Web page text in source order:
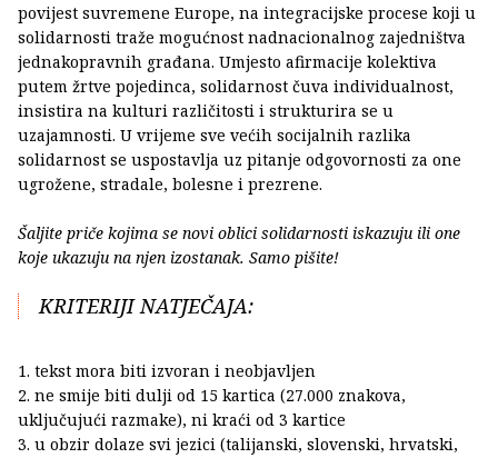
povijest suvremene Europe, na integracijske procese koji u
solidarnosti traže mogućnost nadnacionalnog zajedništva
jednakopravnih građana. Umjesto afirmacije kolektiva
putem žrtve pojedinca, solidarnost čuva individualnost,
insistira na kulturi različitosti i strukturira se u
uzajamnosti. U vrijeme sve većih socijalnih razlika
solidarnost se uspostavlja uz pitanje odgovornosti za one
ugrožene, stradale, bolesne i prezrene.
Šaljite priče kojima se novi oblici solidarnosti iskazuju ili one
koje ukazuju na njen izostanak. Samo pišite!
KRITERIJI NATJEČAJA:
1. tekst mora biti izvoran i neobjavljen
2. ne smije biti dulji od 15 kartica (27.000 znakova,
uključujući razmake), ni kraći od 3 kartice
3. u obzir dolaze svi jezici (talijanski, slovenski, hrvatski,